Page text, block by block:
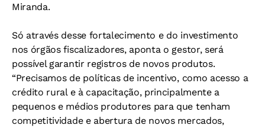
Miranda.
Só através desse fortalecimento e do investimento
nos órgãos fiscalizadores, aponta o gestor, será
possível garantir registros de novos produtos.
“Precisamos de políticas de incentivo, como acesso a
crédito rural e à capacitação, principalmente a
pequenos e médios produtores para que tenham
competitividade e abertura de novos mercados,